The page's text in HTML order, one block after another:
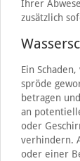
Ihrer
zusätzlich
Ein
spröde
betragen
an
oder
verhindern.
oder einer